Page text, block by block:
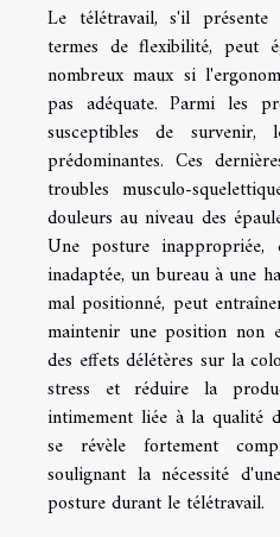
Le télétravail, s'il présente
termes de flexibilité, peut
nombreux maux si
pas adéquate. Parmi les
susceptibles de survenir,
prédominantes. Ces
troubles musculo-
douleurs au niveau des
Une posture inappropriée,
inadaptée, un bureau à une
mal positionné, peut
maintenir une position non
des effets délétères sur la
stress et réduire la
intimement liée à la qualité
se révèle fortement
soulignant la nécessité
posture durant le télétravail.